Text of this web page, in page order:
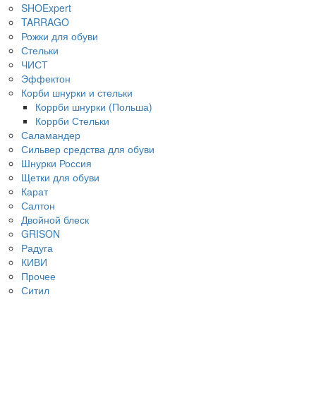
SHOExpert
TARRAGO
Рожки для обуви
Стельки
ЧИСТ
Эффектон
Корби шнурки и стельки
Коррби шнурки (Польша)
Коррби Стельки
Саламандер
Сильвер средства для обуви
Шнурки Россия
Щетки для обуви
Карат
Салтон
Двойной блеск
GRISON
Радуга
КИВИ
Прочее
Ситил